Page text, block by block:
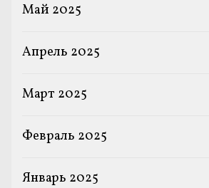
Май 2025
Апрель 2025
Март 2025
Февраль 2025
Январь 2025